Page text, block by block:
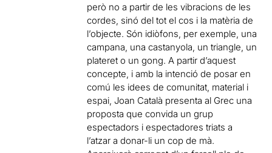
però no a partir de les vibracions de les
cordes, sinó del tot el cos i la matèria de
l’objecte. Són idiòfons, per exemple, una
campana, una castanyola, un triangle, un
plateret o un gong. A partir d’aquest
concepte, i amb la intenció de posar en
comú les idees de comunitat, material i
espai, Joan Català presenta al Grec una
proposta que convida un grup
espectadors i espectadores triats a
l’atzar a donar-li un cop de mà.